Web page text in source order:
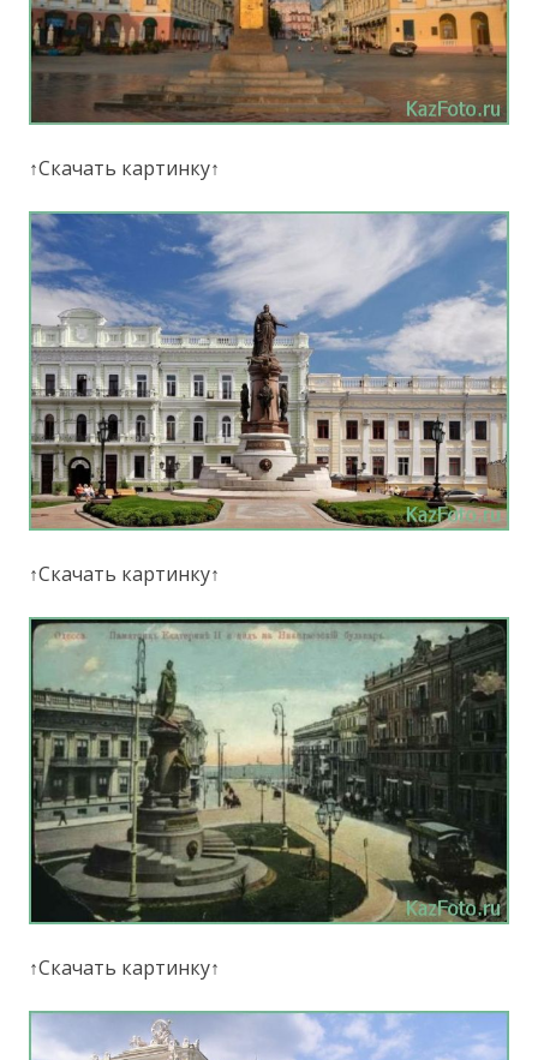
↑Скачать картинку↑
↑Скачать картинку↑
↑Скачать картинку↑